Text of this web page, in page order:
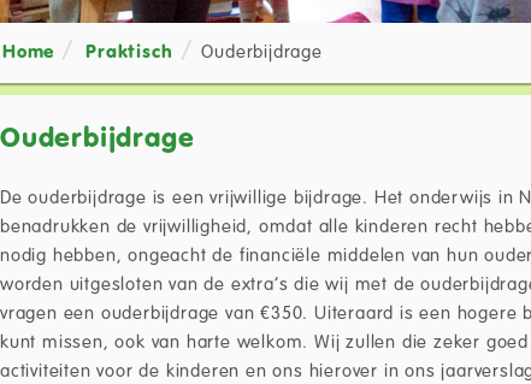
Home Praktisch Ouderbijdrage
Ouderbijdrage
De ouderbijdrage is een vrijwillige bijdrage. Het onderwijs in
benadrukken de vrijwilligheid, omdat alle kinderen recht
nodig hebben, ongeacht de financiële middelen van hun
worden uitgesloten van de extra’s die wij met de
vragen een ouderbijdrage van €350. Uiteraard is een hogere
kunt missen, ook van harte welkom. Wij zullen die zeker
activiteiten voor de kinderen en ons hierover in ons